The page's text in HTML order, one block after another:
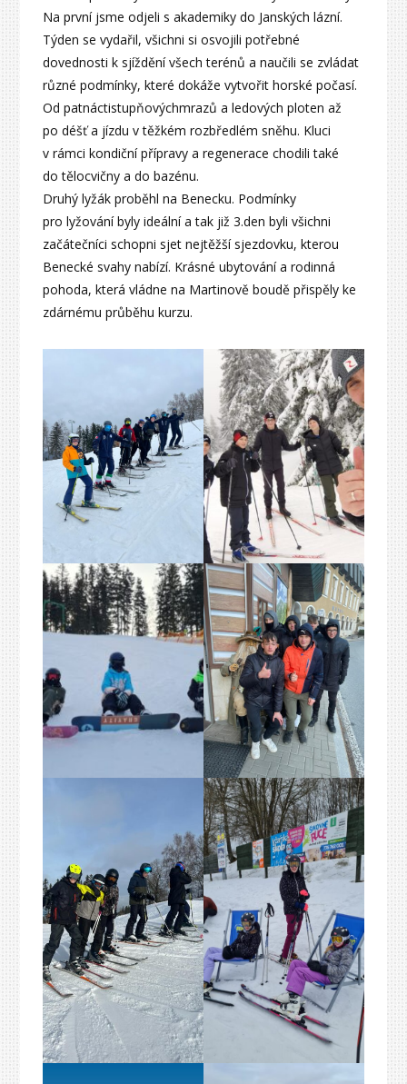
Na první jsme odjeli s akademiky do Janských lázní.
Týden se vydařil, všichni si osvojili potřebné
dovednosti k sjíždění všech terénů a naučili se zvládat
různé podmínky, které dokáže vytvořit horské počasí.
Od patnáctistupňovýchmrazů a ledových ploten až
po déšť a jízdu v těžkém rozbředlém sněhu. Kluci
v rámci kondiční přípravy a regenerace chodili také
do tělocvičny a do bazénu.
Druhý lyžák proběhl na Benecku. Podmínky
pro lyžování byly ideální a tak již 3.den byli všichni
začátečníci schopni sjet nejtěžší sjezdovku, kterou
Benecké svahy nabízí. Krásné ubytování a rodinná
pohoda, která vládne na Martinově boudě přispěly ke
zdárnému průběhu kurzu.